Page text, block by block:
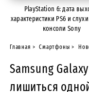
PlayStation 6: дата
характеристики PS6 и
консоли Sony
Главная Смартфоны
Samsung
лишиться